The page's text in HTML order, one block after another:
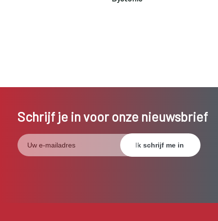
Schrijf je in voor onze nieuwsbrief